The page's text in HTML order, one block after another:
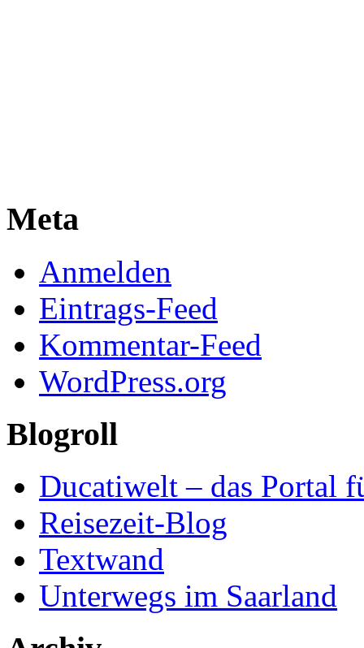
Meta
Anmelden
Eintrags-Feed
Kommentar-Feed
WordPress.org
Blogroll
Ducatiwelt – das Portal
Reisezeit-Blog
Textwand
Unterwegs im Saarland